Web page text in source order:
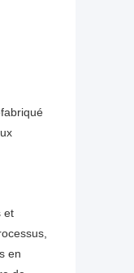
et
en